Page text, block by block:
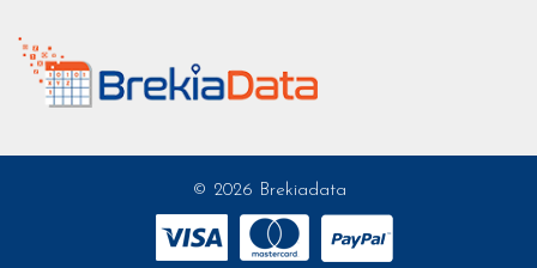
© 2026 Brekiadata